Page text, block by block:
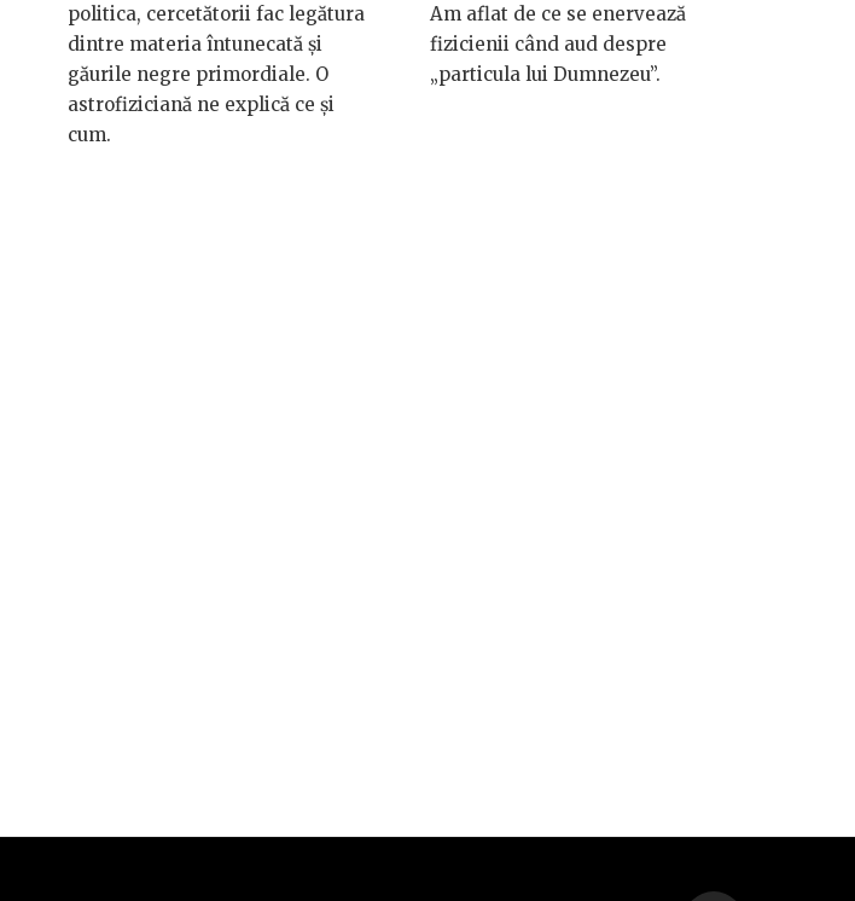
politica, cercetătorii fac legătura
dintre materia întunecată și
găurile negre primordiale. O
astrofiziciană ne explică ce și
cum.
Am aflat de ce se enervează
fizicienii când aud despre
„particula lui Dumnezeu”.